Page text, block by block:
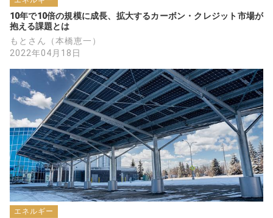
10年で10倍の規模に成長、拡大するカーボン・クレジット市場が
抱える課題とは
もとさん（本橋恵一）
2022年04月18日
エネルギー